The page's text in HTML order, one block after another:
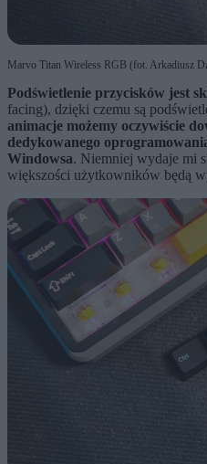
Marvo Titan Wireless RGB (fot. Arkadiusz
Podświetlenie przycisków jest
facing), dzięki czemu są
animacje możemy oczywiście
dedykowanego
Windowsa. Niemniej wydaje mi
większości użytkowników będą